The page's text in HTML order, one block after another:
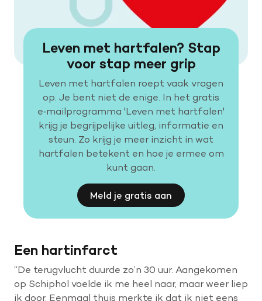
Leven met hartfalen? Stap
voor stap meer grip
Leven met hartfalen roept vaak vragen
op. Je bent niet de enige. In het gratis
e‑mailprogramma 'Leven met hartfalen'
krijg je begrijpelijke uitleg, informatie en
steun. Zo krijg je meer inzicht in wat
hartfalen betekent en hoe je ermee om
kunt gaan.
Meld je gratis aan
Een hartinfarct
“De terugvlucht duurde zo’n 30 uur. Aangekomen
op Schiphol voelde ik me heel naar, maar weer liep
ik door. Eenmaal thuis merkte ik dat ik niet eens